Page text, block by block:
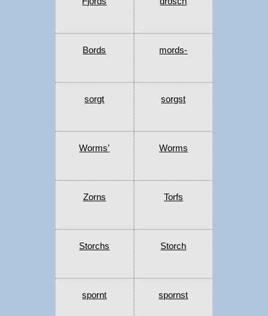
Bords mords-
sorgt sorgst
Worms’ Worms
Zorns Torfs
Storchs Storch
spornt spornst